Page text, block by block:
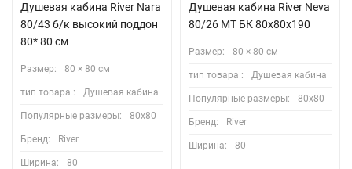
Душевая кабина River Nara
80/43 б/к высокий поддон
80* 80 см
Размер: 80 × 80 см
тип товара : Душевая кабина
Популярные размеры: 80х80
Бренд: River
Ширина: 80
Душевая кабина River Neva
80/26 MT БК 80х80х190
Размер: 80 × 80 см
тип товара : Душевая кабина
Популярные размеры: 80х80
Бренд: River
Ширина: 80